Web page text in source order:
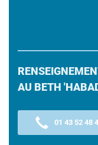
AU BETH
01 43 52 48